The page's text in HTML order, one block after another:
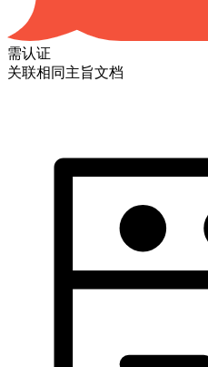
需认证
关联相同主旨文档